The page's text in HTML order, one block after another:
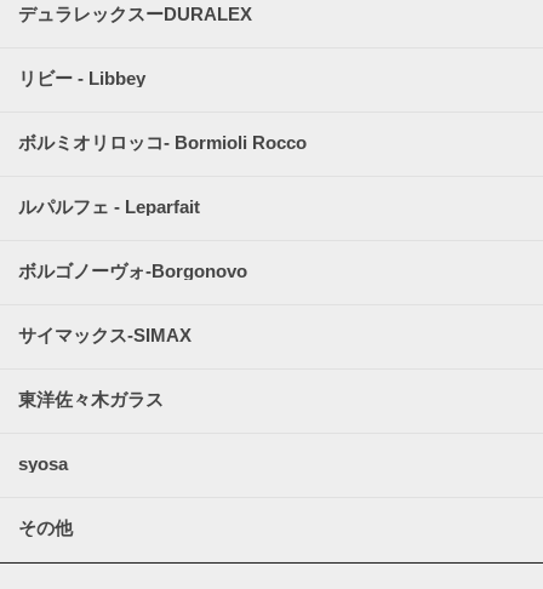
デュラレックスーDURALEX
リビー - Libbey
ボルミオリロッコ- Bormioli Rocco
ルパルフェ - Leparfait
ボルゴノーヴォ-Borgonovo
サイマックス-SIMAX
東洋佐々木ガラス
syosa
その他